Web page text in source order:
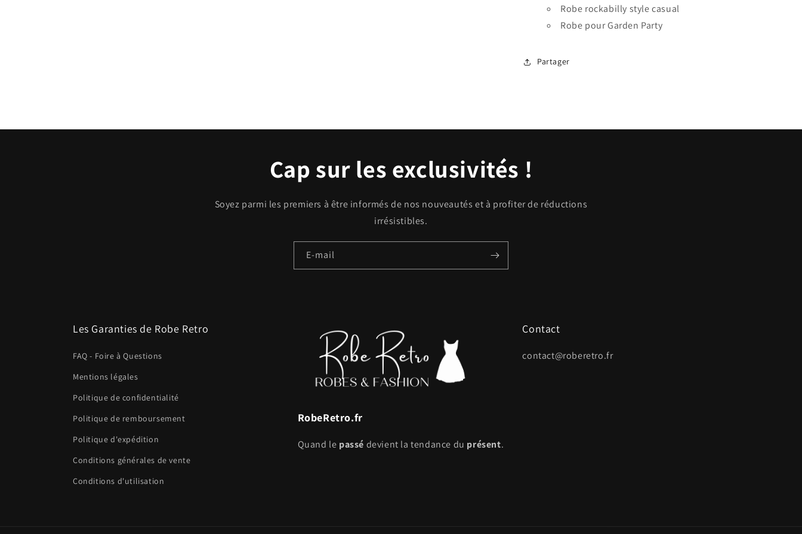
Robe rockabilly style casual
Robe pour Garden Party
Partager
Cap sur les exclusivités !
Soyez parmi les premiers à être informés de nos nouveautés et à profiter de réductions
irrésistibles.
E-mail
Les Garanties de Robe Retro
FAQ - Foire à Questions
Mentions légales
Politique de confidentialité
Politique de remboursement
Politique d'expédition
Conditions générales de vente
Conditions d'utilisation
RobeRetro.fr
Quand le passé devient la tendance du présent.
Contact
contact@roberetro.fr